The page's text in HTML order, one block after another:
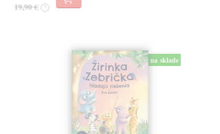
19,90 € ?
na sklade